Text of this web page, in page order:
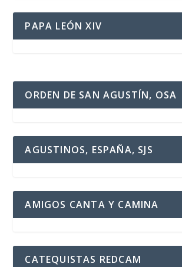
PAPA LEÓN XIV
ORDEN DE SAN AGUSTÍN, OSA
AGUSTINOS, ESPAÑA, SJS
AMIGOS CANTA Y CAMINA
CATEQUISTAS REDCAM